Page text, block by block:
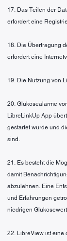
17. Das Teilen der
erfordert eine
18. Die Übertragung
erfordert eine
19. Die Nutzung von
20. Glukosealarme
LibreLinkUp App
gestartet wurde und
sind.
21. Es besteht die
damit
abzulehnen. Eine
und Erfahrungen
niedrigen
22. LibreView ist eine